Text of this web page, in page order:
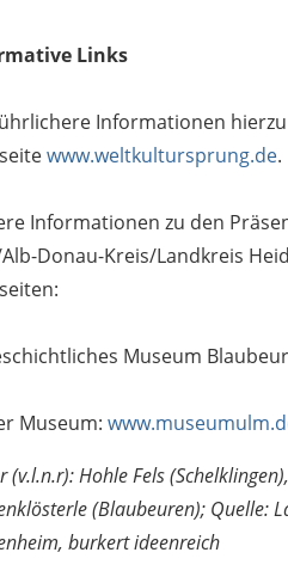
Links
Informationen
www.weltkultursprung.de.
Informationen zu den
Donau-Kreis/Landkreis
Museum
Museum:
(v.l.n.r): Hohle Fels
(Blaubeuren); Quelle:
burkert ideenreich